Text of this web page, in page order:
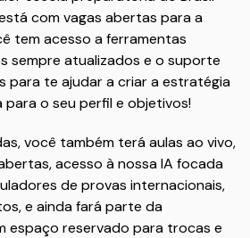
com vagas abertas para a
tem acesso a ferramentas
sempre atualizados e o suporte
para te ajudar a criar a estratégia
o seu perfil e objetivos!
você também terá aulas ao vivo,
acesso à nossa IA focada
de provas internacionais,
e ainda fará parte da
espaço reservado para trocas e